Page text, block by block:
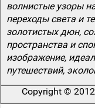
волнистые узоры
переходы света и
золотистых дюн,
пространства и
изображение,
путешествий,
Copyright ©